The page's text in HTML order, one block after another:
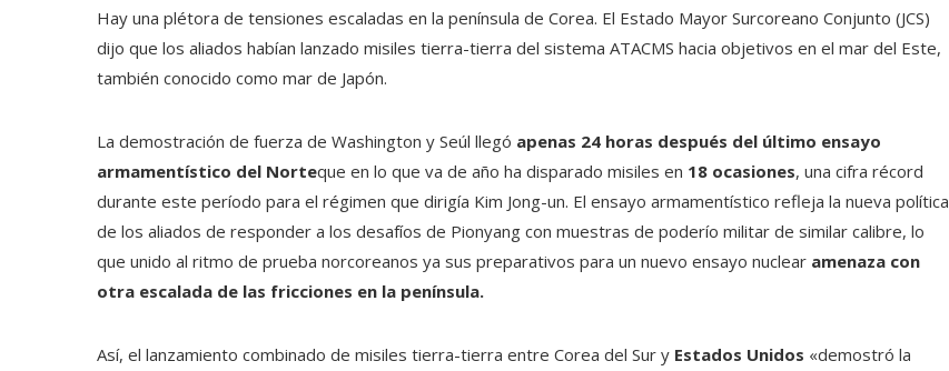
Hay una plétora de tensiones escaladas en la península de Corea. El Estado Mayor Surcoreano Conjunto (JCS)
dijo que los aliados habían lanzado misiles tierra-tierra del sistema ATACMS hacia objetivos en el mar del Este,
también conocido como mar de Japón.
La demostración de fuerza de Washington y Seúl llegó apenas 24 horas después del último ensayo
armamentístico del Norteque en lo que va de año ha disparado misiles en 18 ocasiones, una cifra récord
durante este período para el régimen que dirigía Kim Jong-un. El ensayo armamentístico refleja la nueva política
de los aliados de responder a los desafíos de Pionyang con muestras de poderío militar de similar calibre, lo
que unido al ritmo de prueba norcoreanos ya sus preparativos para un nuevo ensayo nuclear amenaza con
otra escalada de las fricciones en la península.
Así, el lanzamiento combinado de misiles tierra-tierra entre Corea del Sur y Estados Unidos «demostró la